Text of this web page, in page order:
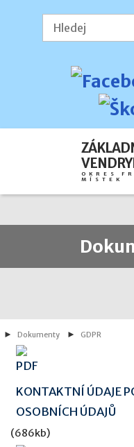
OKRES
MÍSTEK
Dokumenty GDPR
KONTAKTNÍ ÚDAJE
OSOBNÍCH ÚDAJŮ
(686kb)